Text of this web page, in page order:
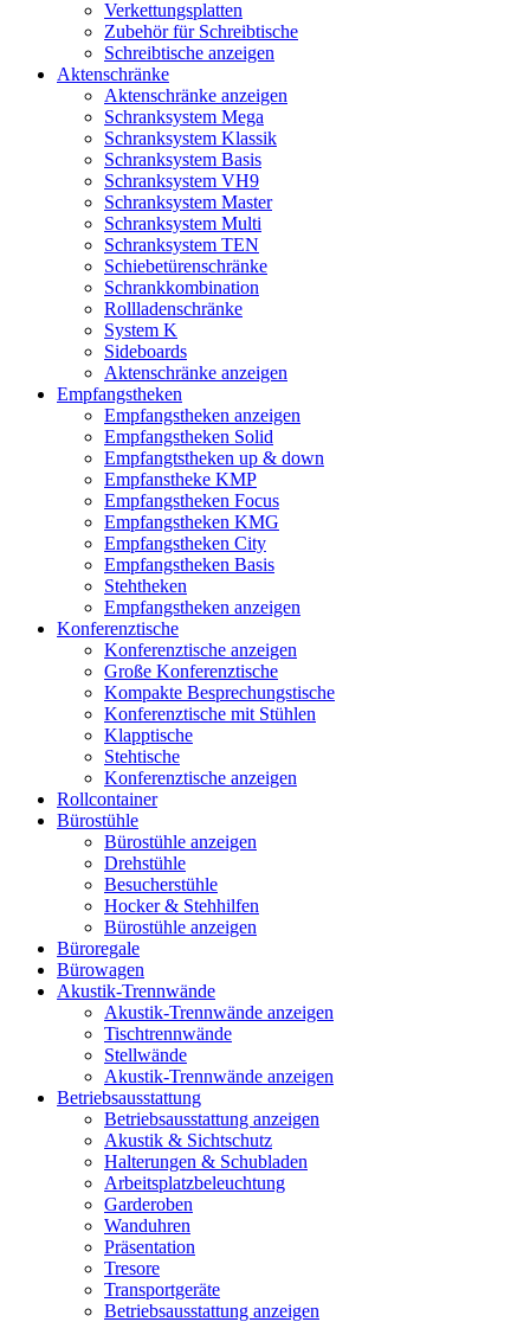
Verkettungsplatten
Zubehör für Schreibtische
Schreibtische anzeigen
Aktenschränke
Aktenschränke anzeigen
Schranksystem Mega
Schranksystem Klassik
Schranksystem Basis
Schranksystem VH9
Schranksystem Master
Schranksystem Multi
Schranksystem TEN
Schiebetürenschränke
Schrankkombination
Rollladenschränke
System K
Sideboards
Aktenschränke anzeigen
Empfangstheken
Empfangstheken anzeigen
Empfangstheken Solid
Empfangtstheken up & down
Empfanstheke KMP
Empfangstheken Focus
Empfangstheken KMG
Empfangstheken City
Empfangstheken Basis
Stehtheken
Empfangstheken anzeigen
Konferenztische
Konferenztische anzeigen
Große Konferenztische
Kompakte Besprechungstische
Konferenztische mit Stühlen
Klapptische
Stehtische
Konferenztische anzeigen
Rollcontainer
Bürostühle
Bürostühle anzeigen
Drehstühle
Besucherstühle
Hocker & Stehhilfen
Bürostühle anzeigen
Büroregale
Bürowagen
Akustik-Trennwände
Akustik-Trennwände anzeigen
Tischtrennwände
Stellwände
Akustik-Trennwände anzeigen
Betriebsausstattung
Betriebsausstattung anzeigen
Akustik & Sichtschutz
Halterungen & Schubladen
Arbeitsplatzbeleuchtung
Garderoben
Wanduhren
Präsentation
Tresore
Transportgeräte
Betriebsausstattung anzeigen